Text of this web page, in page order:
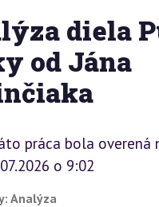
diela
od Jána
práca bola overená
o 9:02
Analýza